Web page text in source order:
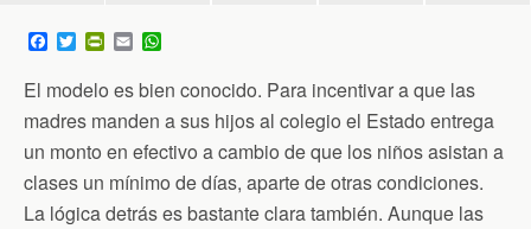
F
a
e
b
o
o
k
T
w
i
t
t
e
r
P
n
t
F
r
e
n
E
m
a
i
l
t
s
A
p
p
El modelo es bien conocido. Para incentivar a que las
madres manden a sus hijos al colegio el Estado entrega
un monto en efectivo a cambio de que los niños asistan a
clases un mínimo de días, aparte de otras condiciones.
La lógica detrás es bastante clara también. Aunque las